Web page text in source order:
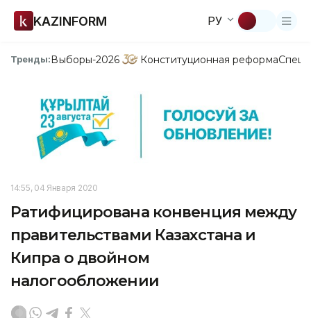
KAZINFORM РУ
Тренды:Выборы-2026 Конституционная реформа
14:55, 04 Января 2020
Ратифицирована конвенция между
правительствами Казахстана и
Кипра о двойном
налогообложении